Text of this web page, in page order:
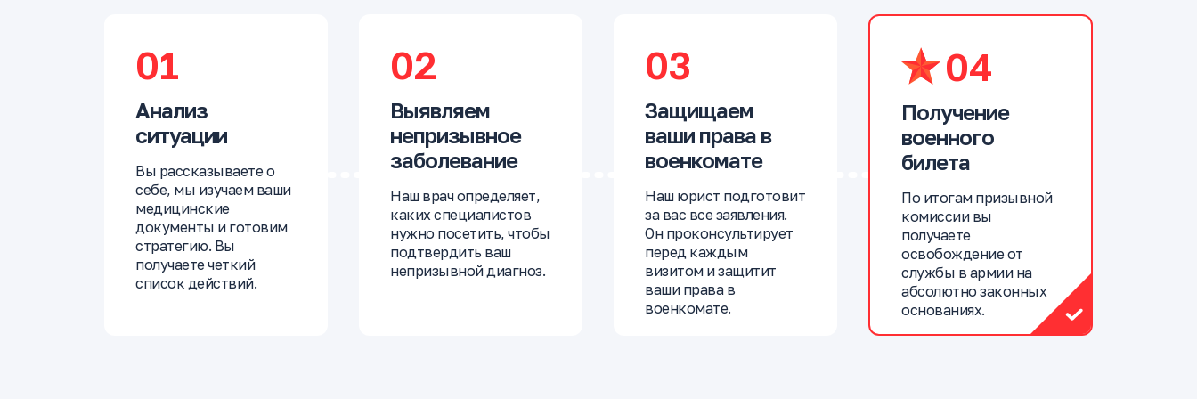
01
Анализ
ситуации
Вы рассказываете о
себе, мы изучаем ваши
медицинские
документы и готовим
стратегию. Вы
получаете четкий
список действий.
02
Выявляем
непризывное
заболевание
Наш врач определяет,
каких специалистов
нужно посетить, чтобы
подтвердить ваш
непризывной диагноз.
03
Защищаем
ваши права в
военкомате
Наш юрист подготовит
за вас все заявления.
Он проконсультирует
перед каждым
визитом и защитит
ваши права в
военкомате.
04
Получение
военного
билета
По итогам призывной
комиссии вы
получаете
освобождение от
службы в армии на
абсолютно законных
основаниях.